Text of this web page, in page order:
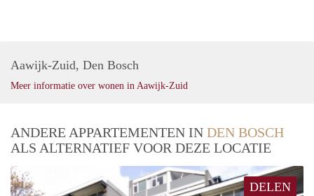
Aawijk-Zuid, Den Bosch
Meer informatie over wonen in Aawijk-Zuid
ANDERE APPARTEMENTEN IN DEN BOSCH
ALS ALTERNATIEF VOOR DEZE LOCATIE
DELEN